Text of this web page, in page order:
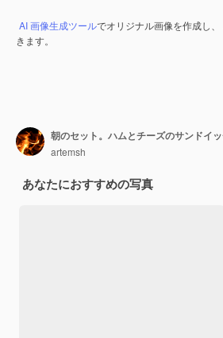
AI 画像生成ツールでオリジナル画像を作成し、
きます。
artemsh
あなたにおすすめの写真